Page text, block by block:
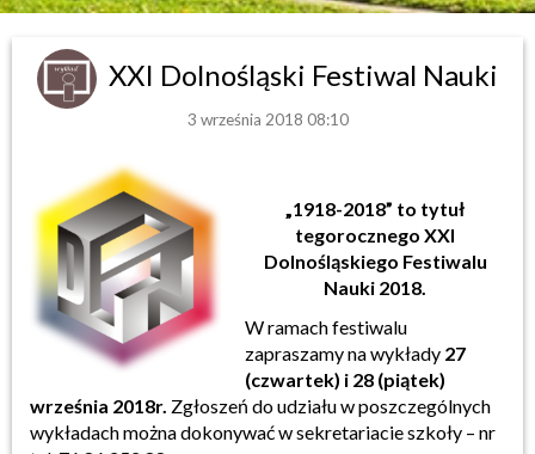
XXI Dolnośląski Festiwal Nauki
3 września 2018 08:10
„1918-2018” to tytuł
tegorocznego XXI
Dolnośląskiego Festiwalu
Nauki 2018.
W ramach festiwalu
zapraszamy na wykłady 27
(czwartek) i 28 (piątek)
września 2018r. Zgłoszeń do udziału w poszczególnych
wykładach można dokonywać w sekretariacie szkoły – nr